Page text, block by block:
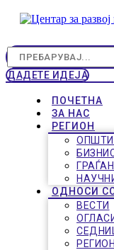
ДАДЕТЕ ИДЕЈА
ПОЧЕТНА
ЗА НАС
РЕГИОН
ОДНОСИ
ВЕСТИ